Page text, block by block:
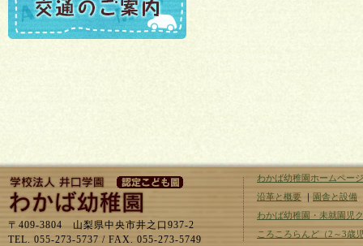
〒409-3804 山梨県中央市井之口937-2
TEL. 055-273-5737 / FAX. 055-273-5749
わかば幼稚園ホームペー
沿革と概要 ｜ 園舎と設備
わかば幼稚園・未就園児
ころころらんど（2～3歳